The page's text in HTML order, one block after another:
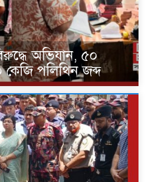
অভিযান, ৫০
কেজি পলিথিন জব্দ